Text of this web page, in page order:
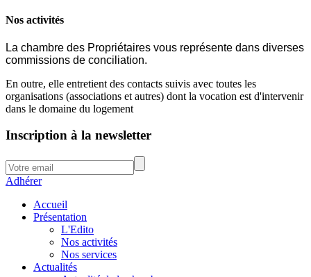
Nos activités
La chambre des Propriétaires vous représente dans diverses
commissions de conciliation.
En outre, elle entretient des contacts suivis avec toutes les
organisations (associations et autres) dont la vocation est d'intervenir
dans le domaine du logement
Inscription à la newsletter
Adhérer
Accueil
Présentation
L'Edito
Nos activités
Nos services
Actualités